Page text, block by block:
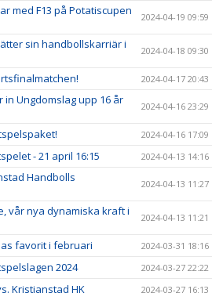
med F13 på Potatiscupen
2024-04-19 09:59
sin handbollskarriär i
2024-04-18 09:30
2024-04-17 20:43
Ungdomslag upp 16 år
2024-04-16 23:29
2024-04-16 17:09
- 21 april 16:15 2024-04-13 14:16
Handbolls
2024-04-13 11:27
vår nya dynamiska kraft i
2024-04-13 11:21
favorit i februari 2024-03-31 18:16
2024 2024-03-27 22:22
Kristianstad HK 2024-03-27 16:13